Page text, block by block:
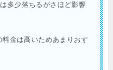
多少落ちるがさほど影響
金は高いためあまりおす